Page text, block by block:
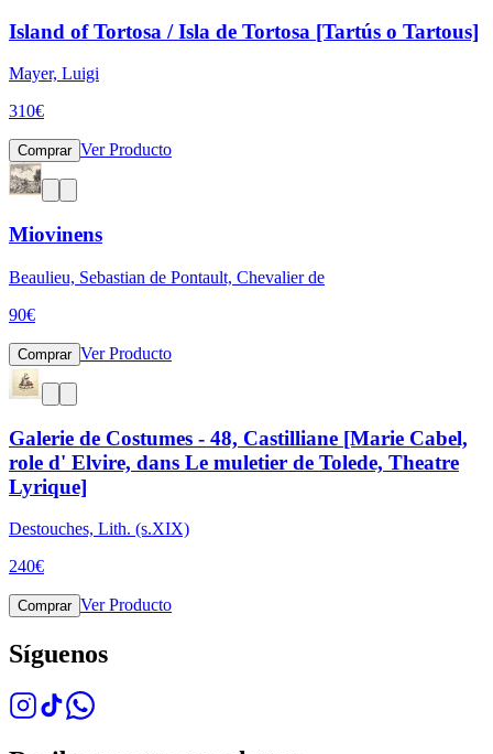
Island of Tortosa / Isla de Tortosa [Tartús o Tartous]
Mayer, Luigi
310€
Comprar Ver Producto
Miovinens
Beaulieu, Sebastian de Pontault, Chevalier de
90€
Comprar Ver Producto
Galerie de Costumes - 48, Castilliane [Marie Cabel,
role d' Elvire, dans Le muletier de Tolede, Theatre
Lyrique]
Destouches, Lith. (s.XIX)
240€
Comprar Ver Producto
Síguenos